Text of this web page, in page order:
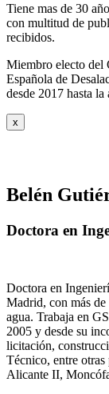
Tiene mas de 30
con multitud de
recibidos.
Miembro electo del
Española de
desde 2017 hasta la
x
Belén
Doctora en
Doctora en
Madrid, con más de
agua. Trabaja en
2005 y desde su
licitación,
Técnico, entre otras
Alicante II,